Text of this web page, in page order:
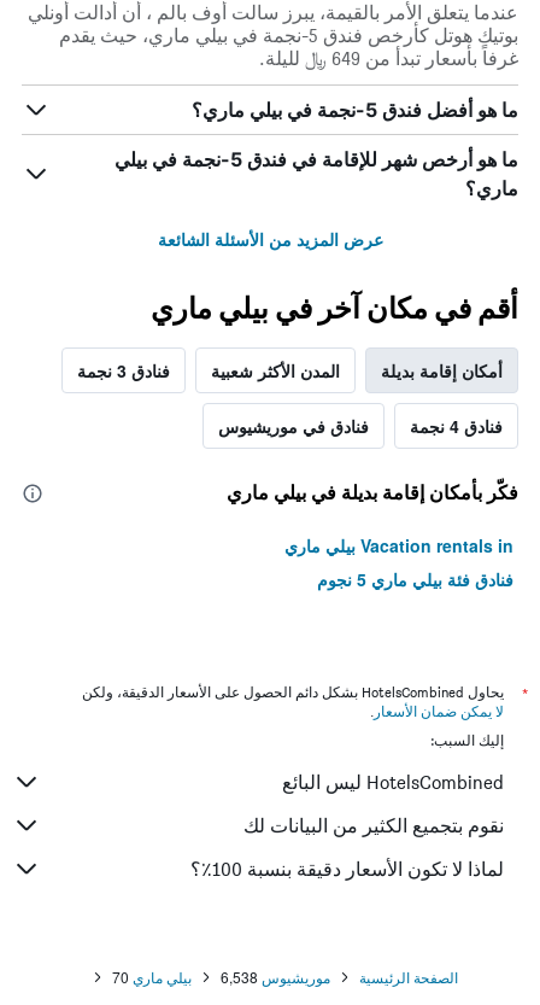
عندما يتعلق الأمر بالقيمة، يبرز سالت أوف بالم ، أن أدالت أونلي
بوتيك هوتل كأرخص فندق 5-نجمة في بيلي ماري، حيث يقدم
غرفاً بأسعار تبدأ من 649 ﷼ لليلة.
ما هو أفضل فندق 5-نجمة في بيلي ماري؟
ما هو أرخص شهر للإقامة في فندق 5-نجمة في بيلي
ماري؟
عرض المزيد من الأسئلة الشائعة
أقم في مكان آخر في بيلي ماري
أمكان إقامة بديلة المدن الأكثر شعبية فنادق 3 نجمة
فنادق 4 نجمة فنادق في موريشيوس
فكّر بأمكان إقامة بديلة في بيلي ماري
Vacation rentals in بيلي ماري
فنادق فئة بيلي ماري 5 نجوم
*
يحاول HotelsCombined بشكل دائم الحصول على الأسعار الدقيقة، ولكن
لا يمكن ضمان الأسعار .
إليك السبب:
HotelsCombined ليس البائع
نقوم بتجميع الكثير من البيانات لك
لماذا لا تكون الأسعار دقيقة بنسبة 100٪؟
الصفحة الرئيسية موريشيوس 6,538 بيلي ماري 70